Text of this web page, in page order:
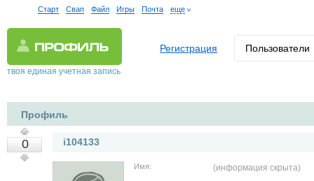
Старт Свап Файл Игры Почта еще
твоя единая учетная запись
Регистрация Пользователи
Профиль
0 i104133
Имя: (информация скрыта)